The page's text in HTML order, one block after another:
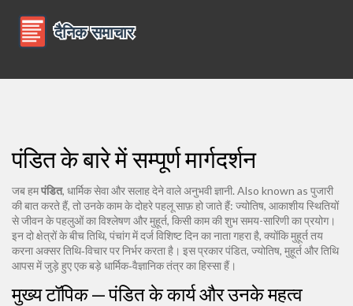
पंडित के बारे में सम्पूर्ण मार्गदर्शन
जब हमपंडित, धार्मिक सेवा और सलाह देने वाले अनुभवी ज्ञानी. Also known as पुजारी
की बात करते हैं, तो उनके काम के दोहरे पहलू साफ़ हो जाते हैं: ज्योतिष, आकाशीय स्थितियों
से जीवन के पहलुओं का विश्लेषणऔरमुहूर्त, किसी काम की शुभ समय-सारिणीका प्रयोग।
इन दो क्षेत्रों के बीचतिथि, पंचांग में दर्ज विशिष्ट दिनका नाता गहरा है, क्योंकि मुहूर्त तय
करना अक्सर तिथि‑विचार पर निर्भर करता है। इस प्रकार पंडित, ज्योतिष, मुहूर्त और तिथि
आपस में जुड़े हुए एक बड़े धार्मिक‑वैज्ञानिक तंत्र का हिस्सा हैं।
मुख्य टॉपिक — पंडित के कार्य और उनके महत्व